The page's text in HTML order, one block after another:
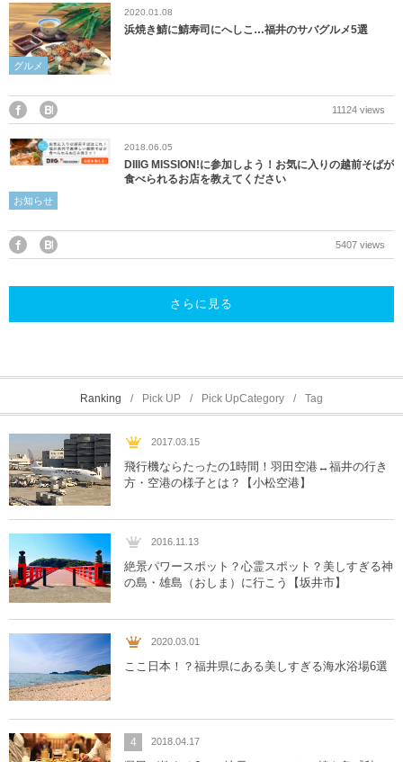
グルメ
2020.01.08
浜焼き鯖に鯖寿司にへしこ…福井のサバグルメ5選
11124 views
お知らせ
2018.06.05
DIIIG MISSION!に参加しよう！お気に入りの越前そばが
食べられるお店を教えてください
5407 views
さらに見る
Ranking Pick UP Pick UpCategory Tag
2017.03.15
飛行機ならたったの1時間！羽田空港↔︎福井の行き
方・空港の様子とは？【小松空港】
2016.11.13
絶景パワースポット？心霊スポット？美しすぎる神
の島・雄島（おしま）に行こう【坂井市】
2020.03.01
ここ日本！？福井県にある美しすぎる海水浴場6選
4 2018.04.17